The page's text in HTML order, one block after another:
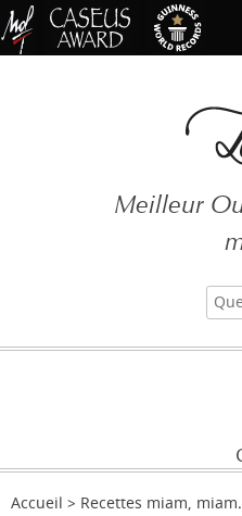
Meilleur
Accueil Recettes miam,